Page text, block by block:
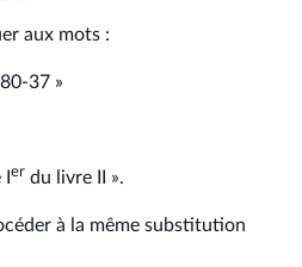
aux mots :
»
er du livre II ».
à la même substitution